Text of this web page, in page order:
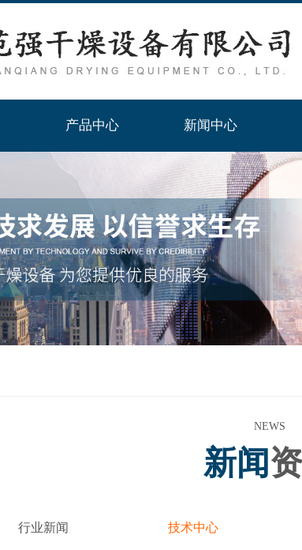
产品中心
产品中心
新闻中心
新闻中心
NEWS
新闻
行业新闻 技术中心